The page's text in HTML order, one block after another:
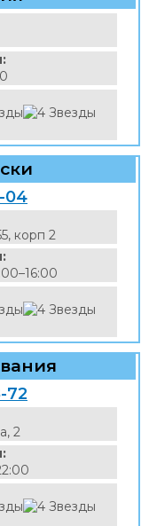
04
корп 2
72
2